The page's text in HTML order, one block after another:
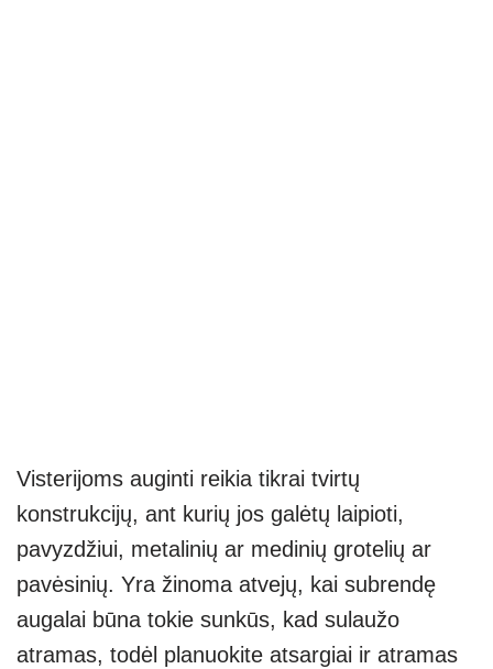
Visterijoms auginti reikia tikrai tvirtų
konstrukcijų, ant kurių jos galėtų laipioti,
pavyzdžiui, metalinių ar medinių grotelių ar
pavėsinių. Yra žinoma atvejų, kai subrendę
augalai būna tokie sunkūs, kad sulaužo
atramas, todėl planuokite atsargiai ir atramas